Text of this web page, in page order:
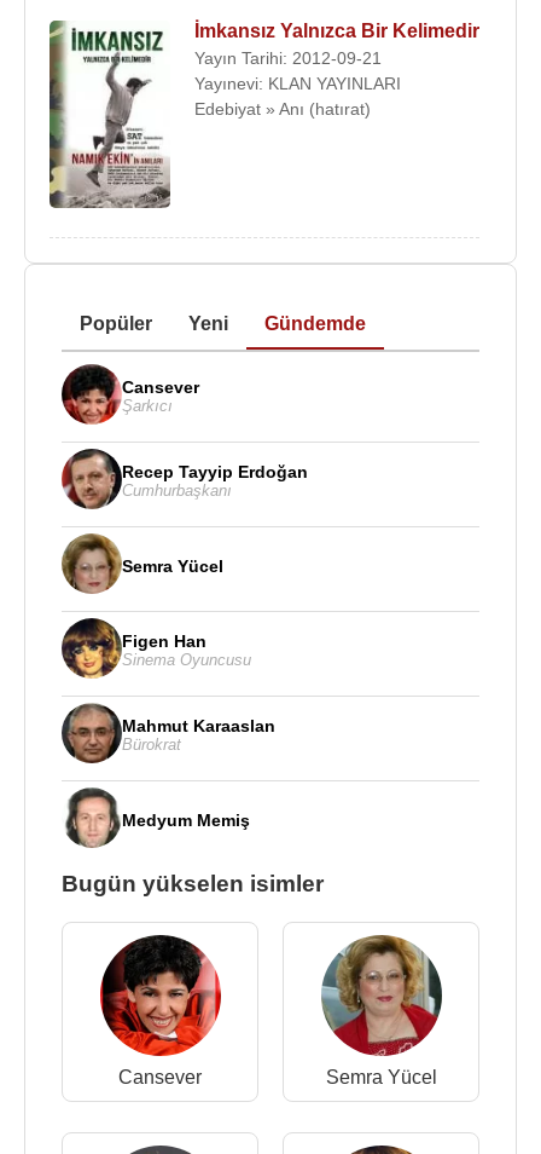
İmkansız Yalnızca Bir Kelimedir
Yayın Tarihi: 2012-09-21
Yayınevi: KLAN YAYINLARI
Edebiyat » Anı (hatırat)
Popüler Yeni Gündemde
Cansever
Şarkıcı
Recep Tayyip Erdoğan
Cumhurbaşkanı
Semra Yücel
Figen Han
Sinema Oyuncusu
Mahmut Karaaslan
Bürokrat
Medyum Memiş
Bugün yükselen isimler
Cansever Semra Yücel